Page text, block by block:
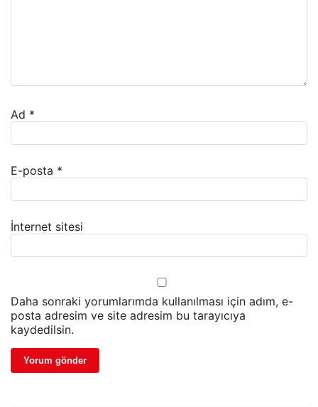
Ad *
E-posta *
İnternet sitesi
Daha sonraki yorumlarımda kullanılması için adım, e-
posta adresim ve site adresim bu tarayıcıya
kaydedilsin.